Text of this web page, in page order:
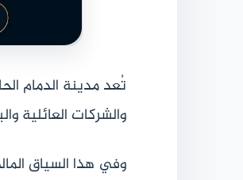
تُعد مدينة الدمام
والشركات العائلية
وفي هذا السياق